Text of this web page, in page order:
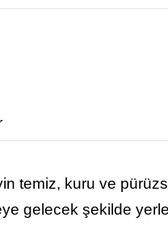
temiz, kuru ve
gelecek şekilde